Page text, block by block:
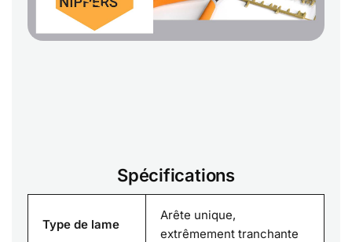
Spécifications
Type de lame
Arête unique,
extrêmement tranchante